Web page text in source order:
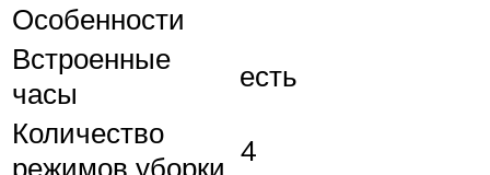
Особенности
Встроенные
часы
есть
Количество
режимов уборки 4